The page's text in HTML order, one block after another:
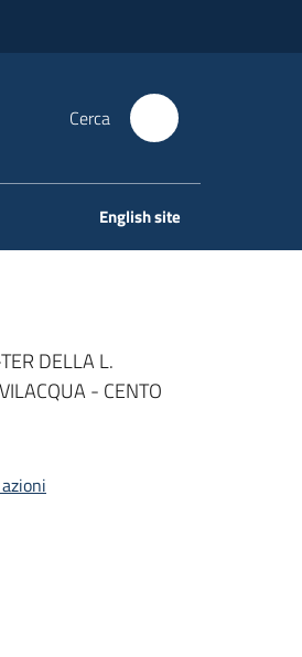
Cerca
English site
DELLA L.
- CENTO